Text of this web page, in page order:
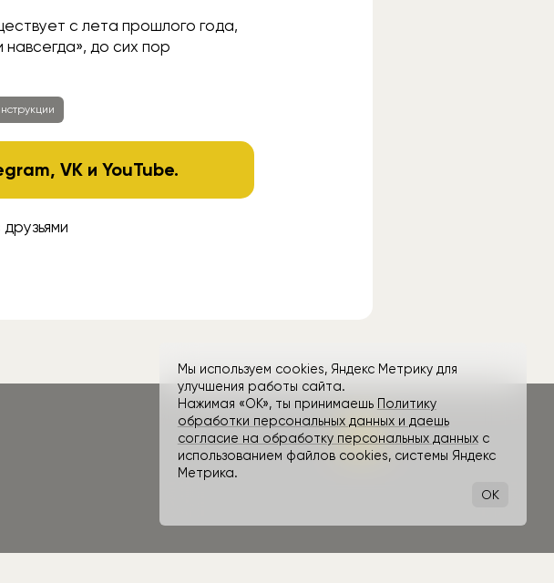
с лета прошлого года,
до сих пор
,VK иYouTube.
Мы используем cookies, Яндекс Метрику для
улучшения работы сайта.
Нажимая «ОК», ты принимаешь Политику
обработки персональных данных и даешь
согласие на обработку персональных данныхс
использованием файлов cookies, системы Яндекс
Метрика.
OK